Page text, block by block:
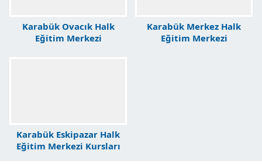
Karabük Ovacık Halk
Eğitim Merkezi
Karabük Merkez Halk
Eğitim Merkezi
Karabük Eskipazar Halk
Eğitim Merkezi Kursları